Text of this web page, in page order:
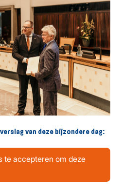
van deze bijzondere dag:
te accepteren om deze